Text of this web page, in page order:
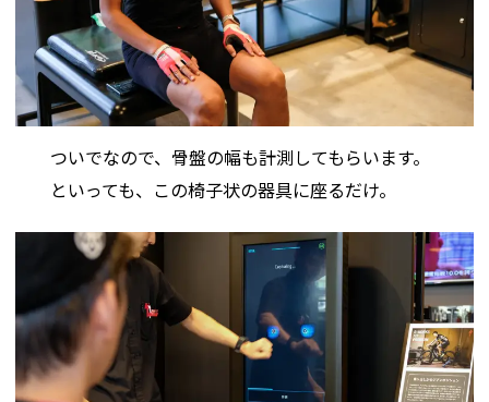
ついでなので、骨盤の幅も計測してもらいます。
といっても、この椅子状の器具に座るだけ。